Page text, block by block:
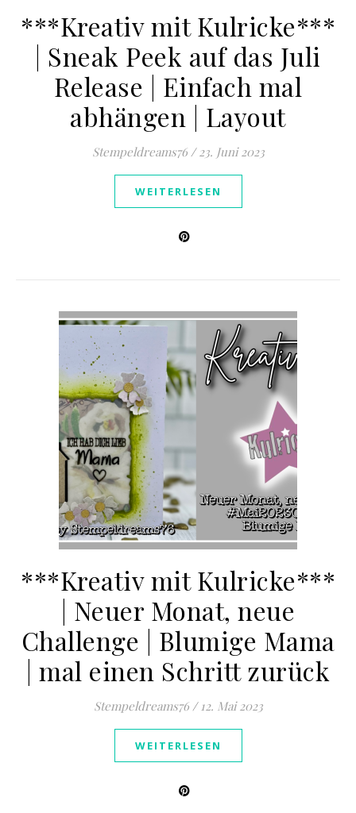
***Kreativ mit Kulricke***
| Sneak Peek auf das Juli
Release | Einfach mal
abhängen | Layout
Stempeldreams76 / 23. Juni 2023
WEITERLESEN
***Kreativ mit Kulricke***
| Neuer Monat, neue
Challenge | Blumige Mama
| mal einen Schritt zurück
Stempeldreams76 / 12. Mai 2023
WEITERLESEN